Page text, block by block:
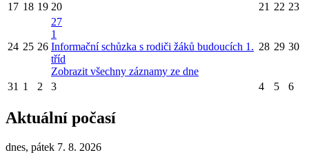
17 18 19 20 21 22 23
24 25 26
27
1
Informační schůzka s rodiči žáků budoucích 1.
tříd
Zobrazit všechny záznamy ze dne
28 29 30
31 1 2 3 4 5 6
Aktuální počasí
dnes, pátek 7. 8. 2026